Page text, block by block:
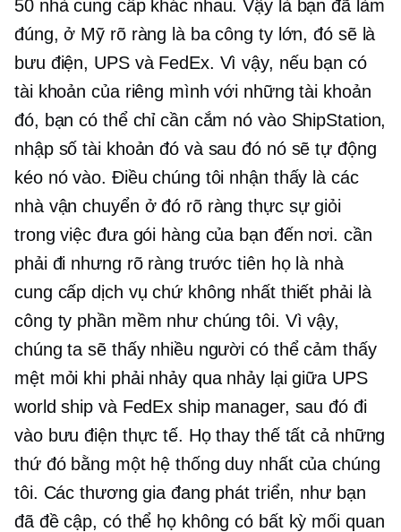
50 nhà cung cấp khác nhau. Vậy là bạn đã làm
đúng, ở Mỹ rõ ràng là ba công ty lớn, đó sẽ là
bưu điện, UPS và FedEx. Vì vậy, nếu bạn có
tài khoản của riêng mình với những tài khoản
đó, bạn có thể chỉ cần cắm nó vào ShipStation,
nhập số tài khoản đó và sau đó nó sẽ tự động
kéo nó vào. Điều chúng tôi nhận thấy là các
nhà vận chuyển ở đó rõ ràng thực sự giỏi
trong việc đưa gói hàng của bạn đến nơi. cần
phải đi nhưng rõ ràng trước tiên họ là nhà
cung cấp dịch vụ chứ không nhất thiết phải là
công ty phần mềm như chúng tôi. Vì vậy,
chúng ta sẽ thấy nhiều người có thể cảm thấy
mệt mỏi khi phải nhảy qua nhảy lại giữa UPS
world ship và FedEx ship manager, sau đó đi
vào bưu điện thực tế. Họ thay thế tất cả những
thứ đó bằng một hệ thống duy nhất của chúng
tôi. Các thương gia đang phát triển, như bạn
đã đề cập, có thể họ không có bất kỳ mối quan